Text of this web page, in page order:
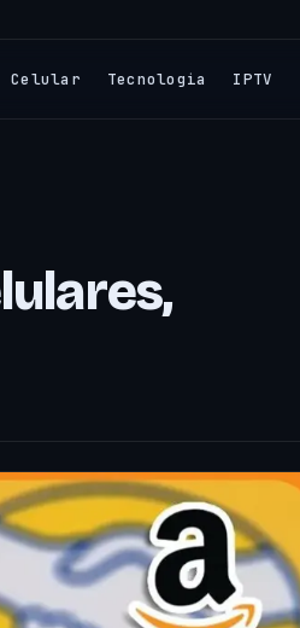
Celular Tecnologia IPTV